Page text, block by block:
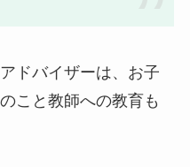
ドバイザーは、お子
こと教師への教育も